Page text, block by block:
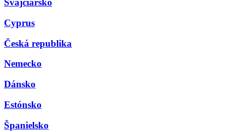
Švajčiarsko
Cyprus
Česká republika
Nemecko
Dánsko
Estónsko
Španielsko